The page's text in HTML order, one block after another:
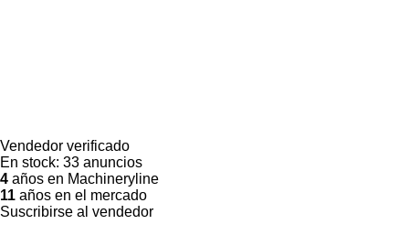
Vendedor verificado
En stock: 33 anuncios
4 años en Machineryline
11 años en el mercado
Suscribirse al vendedor